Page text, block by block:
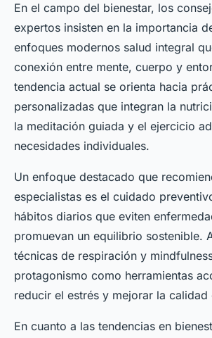
En el campo del bienestar, los
expertos insisten en la importancia
enfoques modernos salud integral
conexión entre mente, cuerpo y
tendencia actual se orienta hacia
personalizadas que integran la
la meditación guiada y el ejercicio
necesidades individuales.
Un enfoque destacado que
especialistas es el cuidado
hábitos diarios que eviten
promuevan un equilibrio sostenible.
técnicas de respiración y
protagonismo como herramientas
reducir el estrés y mejorar la calidad
En cuanto a las tendencias en